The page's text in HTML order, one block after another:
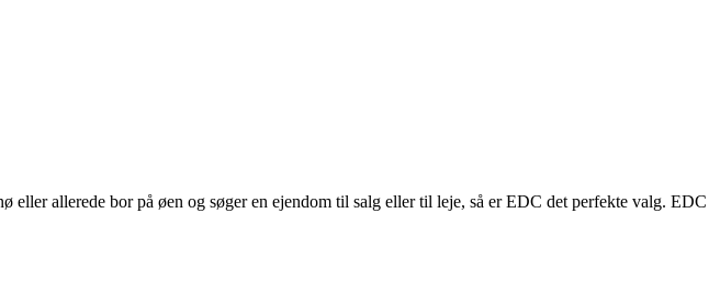
allerede bor på øen og søger en ejendom til salg eller til leje, så er EDC det perfekte valg. EDC